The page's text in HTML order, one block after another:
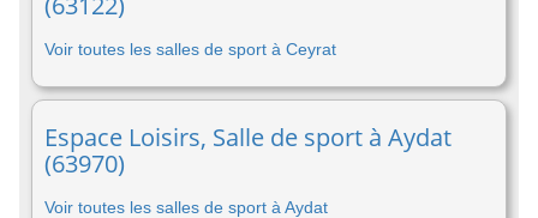
Voir toutes les salles de sport à Ceyrat
Espace Loisirs, Salle de sport à Aydat
(63970)
Voir toutes les salles de sport à Aydat